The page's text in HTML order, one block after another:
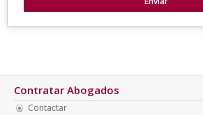
Contratar Abogados
Contactar